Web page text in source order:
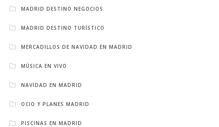
MADRID DESTINO NEGOCIOS
MADRID DESTINO TURÍSTICO
MERCADILLOS DE NAVIDAD EN MADRID
MÚSICA EN VIVO
NAVIDAD EN MADRID
OCIO Y PLANES MADRID
PISCINAS EN MADRID